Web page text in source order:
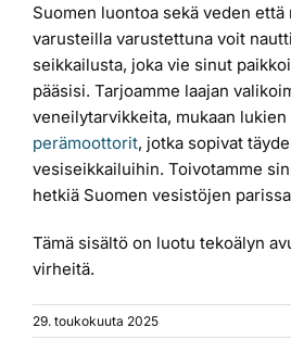
Suomen luontoa sekä veden että
varusteilla varustettuna voit
seikkailusta, joka vie sinut
pääsisi. Tarjoamme laajan
veneilytarvikkeita, mukaan
perämoottorit, jotka sopivat
vesiseikkailuihin. Toivotamme
hetkiä Suomen vesistöjen
Tämä sisältö on luotu tekoälyn
virheitä.
29. toukokuuta 2025